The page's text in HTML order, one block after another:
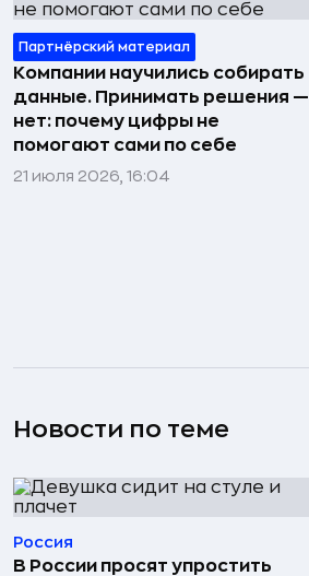
Партнёрский материал
Компании научились собирать
данные. Принимать решения —
нет: почему цифры не
помогают сами по себе
21 июля 2026, 16:04
Новости по теме
Россия
В России просят упростить